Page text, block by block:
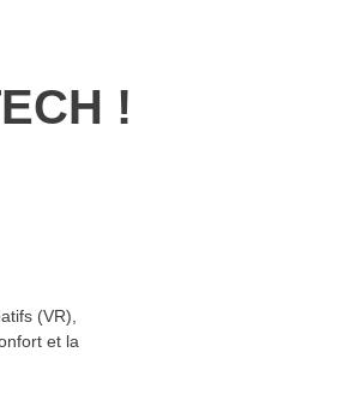
!
(VR),
et la